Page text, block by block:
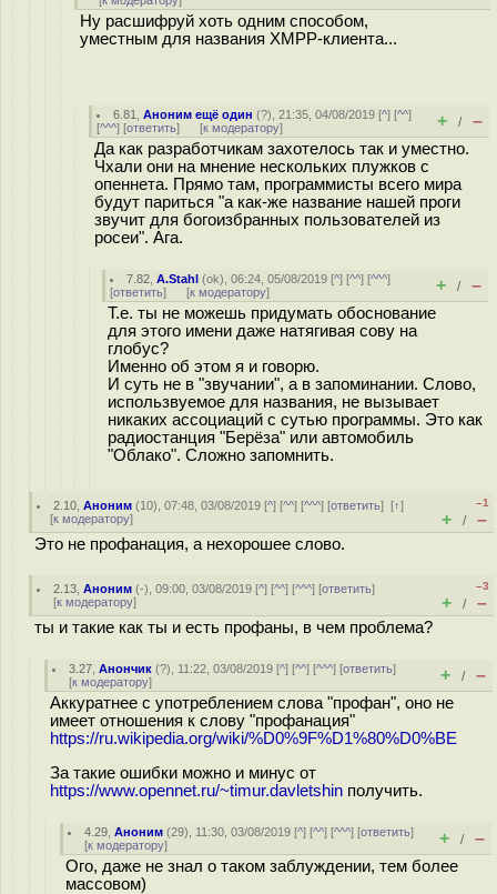
Ну расшифруй хоть одним способом,
уместным для названия XMPP-клиента...
6.81 ,Аноним ещё один (?), 21:35, 04/08/2019 [^] [^^]
[^^^] [ответить] [к модератору] + / –
Да как разработчикам захотелось так и уместно.
Чхали они на мнение нескольких плужков с
опеннета. Прямо там, программисты всего мира
будут париться "а как-же название нашей проги
звучит для богоизбранных пользователей из
росеи". Ага.
7.82 ,A.Stahl (ok), 06:24, 05/08/2019 [^] [^^] [^^^]
[ответить] [к модератору] + / –
Т.е. ты не можешь придумать обоснование
для этого имени даже натягивая сову на
глобус?
Именно об этом я и говорю.
И суть не в "звучании", а в запоминании. Слово,
использвуемое для названия, не вызывает
никаких ассоциаций с сутью программы. Это как
радиостанция "Берёза" или автомобиль
"Облако". Сложно запомнить.
2.10 ,Аноним (10), 07:48, 03/08/2019 [^] [^^] [^^^] [ответить][↑]
[к модератору]
–1
+ / –
Это не профанация, а нехорошее слово.
2.13 ,Аноним (-), 09:00, 03/08/2019 [^] [^^] [^^^] [ответить]
[к модератору]
–3
+ / –
ты и такие как ты и есть профаны, в чем проблема?
3.27 ,Анончик (?), 11:22, 03/08/2019 [^] [^^] [^^^] [ответить]
[к модератору] + / –
Аккуратнее с употреблением слова "профан", оно не
имеет отношения к слову "профанация"
https://ru.wikipedia.org/wiki/%D0%9F%D1%80%D0%BE
За такие ошибки можно и минус от
https://www.opennet.ru/~timur.davletshin получить.
4.29 ,Аноним (29), 11:30, 03/08/2019 [^] [^^] [^^^] [ответить]
[к модератору] + / –
Ого, даже не знал о таком заблуждении, тем более
массовом)